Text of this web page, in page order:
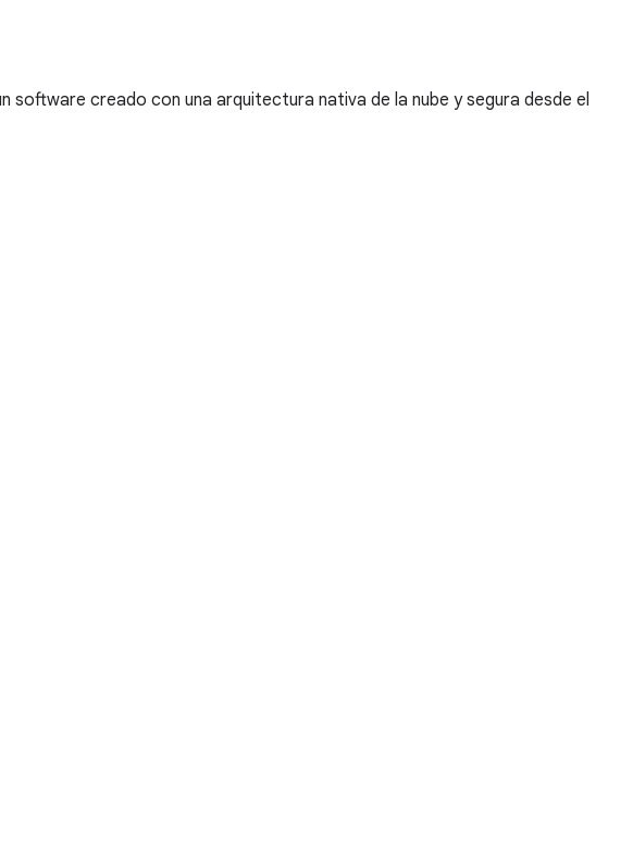
creado con una arquitectura nativa de la nube y segura desde el